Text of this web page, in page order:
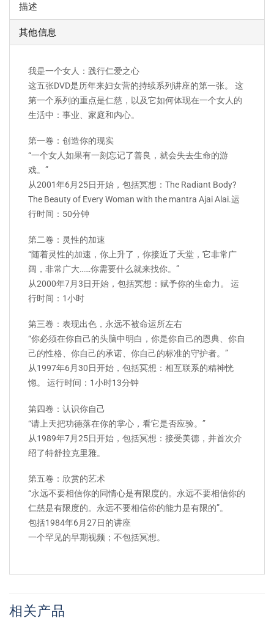
描述
其他信息
我是一个女人：践行仁爱之心
这五张DVD是历年来妇女营的持续系列讲座的第一张。 这
第一个系列的重点是仁慈，以及它如何体现在一个女人的
生活中：事业、家庭和内心。
第一卷：创造你的现实
“一个女人如果有一刻忘记了善良，就会失去生命的游
戏。”
从2001年6月25日开始，包括冥想：The Radiant Body?
The Beauty of Every Woman with the mantra Ajai Alai.运
行时间：50分钟
第二卷：灵性的加速
“随着灵性的加速，你上升了，你接近了天堂，它非常广
阔，非常广大……你需要什么就来找你。”
从2000年7月3日开始，包括冥想：赋予你的生命力。 运
行时间：1小时
第三卷：表现出色，永远不被命运所左右
“你必须在你自己的头脑中明白，你是你自己的恩典、你自
己的性格、你自己的承诺、你自己的标准的守护者。”
从1997年6月30日开始，包括冥想：相互联系的精神恍
惚。 运行时间：1小时13分钟
第四卷：认识你自己
“请上天把功德落在你的掌心，看它是否应验。”
从1989年7月25日开始，包括冥想：接受美德，并首次介
绍了特舒拉克里雅。
第五卷：欣赏的艺术
“永远不要相信你的同情心是有限度的。永远不要相信你的
仁慈是有限度的。永远不要相信你的能力是有限的”。
包括1984年6月27日的讲座
一个罕见的早期视频；不包括冥想。
相关产品